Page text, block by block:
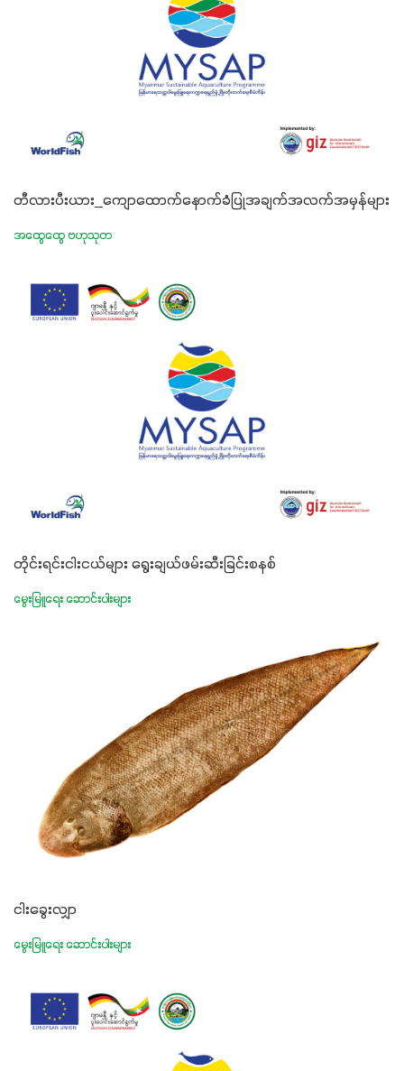
တီလားပီးယား_ကျောထောက်နောက်ခံပြုအချက်အလက်အမှန်များ
အထွေထွေ ဗဟုသုတ
တိုင်းရင်းငါးငယ်များ ရွေးချယ်ဖမ်းဆီးခြင်းစနစ်
မွေးမြူရေး ဆောင်းပါးများ
ငါးခွေးလျှာ
မွေးမြူရေး ဆောင်းပါးများ